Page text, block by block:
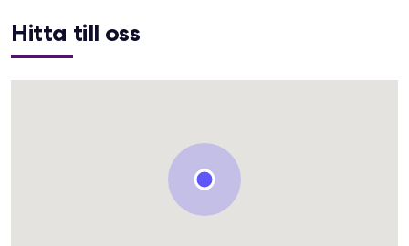
Hitta till oss